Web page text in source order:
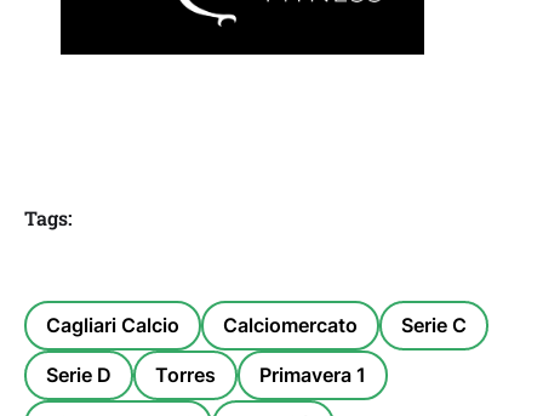
Tags:
Cagliari Calcio Calciomercato Serie C
Serie D Torres Primavera 1